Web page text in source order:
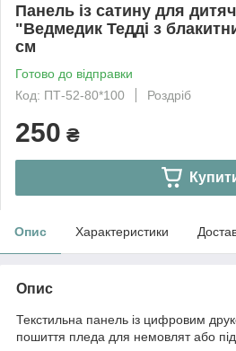
Панель із сатину для
"Ведмедик Тедді з
см
Готово до відправки
Код: ПТ-52-80*100
Роздріб
250 ₴
Опис Характеристики
Опис
Текстильна панель із цифровим
пошиття пледа для немовлят або